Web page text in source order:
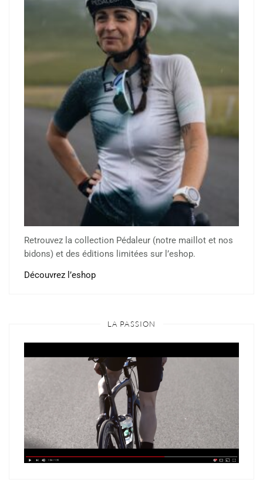
Retrouvez la collection Pédaleur (notre maillot et nos
bidons) et des éditions limitées sur l’eshop.
Découvrez l’eshop
LA PASSION